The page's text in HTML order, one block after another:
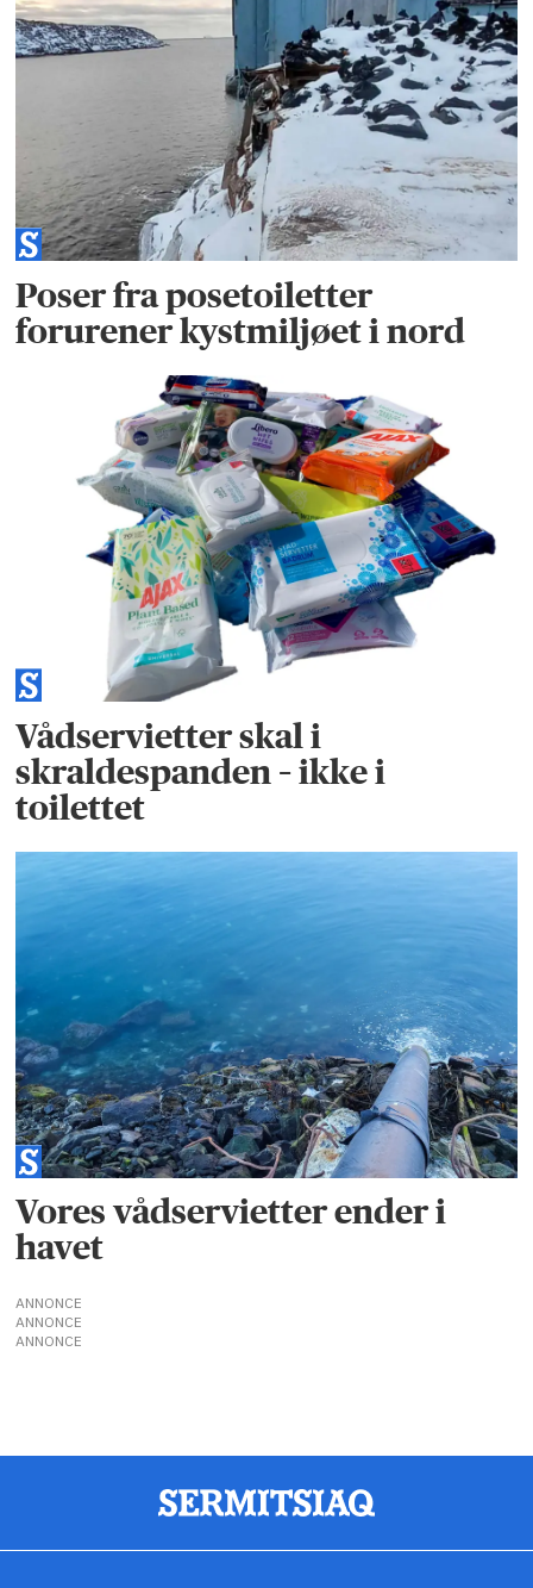
Poser fra posetoiletter
forurener kystmiljøet i nord
Vådservietter skal i
skraldespanden – ikke i
toilettet
Vores vådservietter ender i
havet
ANNONCE
ANNONCE
ANNONCE